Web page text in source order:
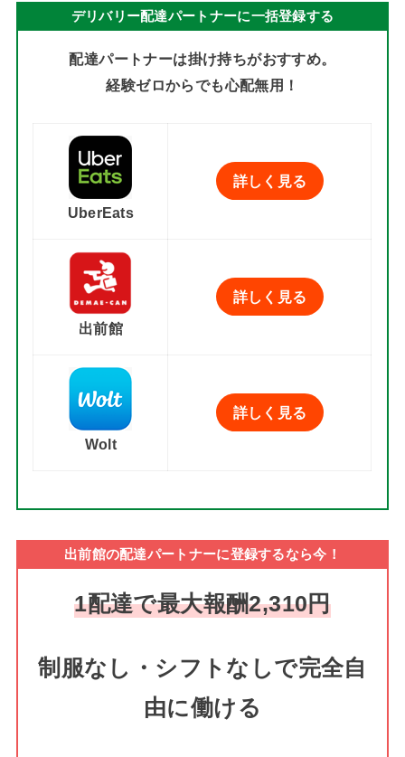
デリバリー配達パートナーに一括登録する
配達パートナーは掛け持ちがおすすめ。
経験ゼロからでも心配無用！
UberEats
詳しく見る
出前館
詳しく見る
Wolt
詳しく見る
出前館の配達パートナーに登録するなら今！
1配達で最大報酬2,310円
制服なし・シフトなしで完全自
由に働ける